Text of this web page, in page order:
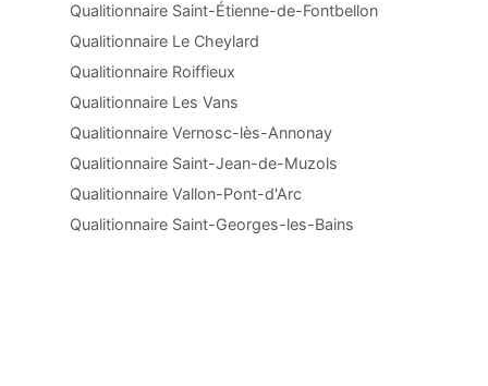
Qualitionnaire Saint-Étienne-de-Fontbellon
Qualitionnaire Le Cheylard
Qualitionnaire Roiffieux
Qualitionnaire Les Vans
Qualitionnaire Vernosc-lès-Annonay
Qualitionnaire Saint-Jean-de-Muzols
Qualitionnaire Vallon-Pont-d'Arc
Qualitionnaire Saint-Georges-les-Bains